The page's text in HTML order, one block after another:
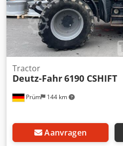
Prüm 144 km
Tractor
Deutz-Fahr6190 CSHIFT
Aanvragen